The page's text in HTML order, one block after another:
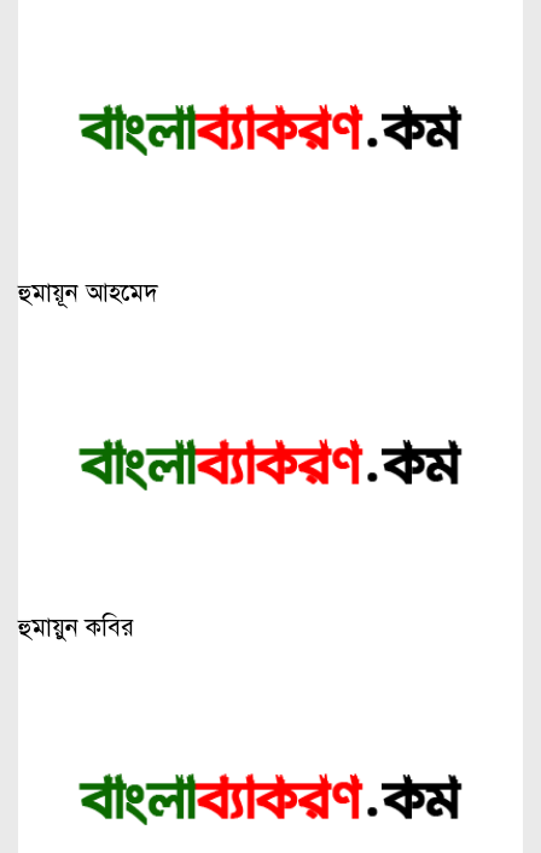
হুমায়ূন আহমেদ
হুমায়ুন কবির